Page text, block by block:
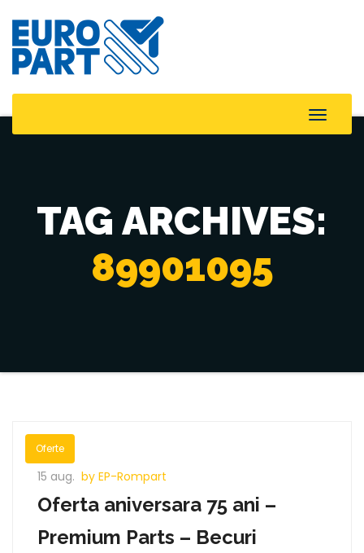
Toggle
TAG ARCHIVES:
89901095
Oferte
15 aug. by EP-Rompart
Oferta aniversara 75 ani –
Premium Parts – Becuri